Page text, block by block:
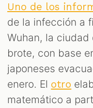
Uno de los
de la infección a
Wuhan, la
brote, con base
japoneses
enero. El otro
matemático a